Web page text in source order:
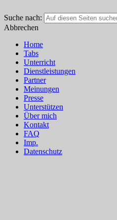
Suche nach:
Abbrechen
Home
Tabs
Unterricht
Dienstleistungen
Partner
Meinungen
Presse
Unterstützen
Über mich
Kontakt
FAQ
Imp.
Datenschutz